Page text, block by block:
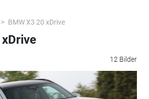
BMW X3 20 xDrive
12 Bilder